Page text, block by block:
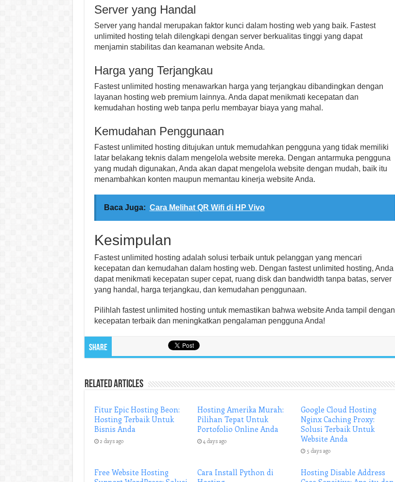
Server yang Handal
Server yang handal merupakan faktor kunci dalam hosting web yang baik. Fastest
unlimited hosting telah dilengkapi dengan server berkualitas tinggi yang dapat
menjamin stabilitas dan keamanan website Anda.
Harga yang Terjangkau
Fastest unlimited hosting menawarkan harga yang terjangkau dibandingkan dengan
layanan hosting web premium lainnya. Anda dapat menikmati kecepatan dan
kemudahan hosting web tanpa perlu membayar biaya yang mahal.
Kemudahan Penggunaan
Fastest unlimited hosting ditujukan untuk memudahkan pengguna yang tidak memiliki
latar belakang teknis dalam mengelola website mereka. Dengan antarmuka pengguna
yang mudah digunakan, Anda akan dapat mengelola website dengan mudah, baik itu
menambahkan konten maupun memantau kinerja website Anda.
Baca Juga: Cara Melihat QR Wifi di HP Vivo
Kesimpulan
Fastest unlimited hosting adalah solusi terbaik untuk pelanggan yang mencari
kecepatan dan kemudahan dalam hosting web. Dengan fastest unlimited hosting, Anda
dapat menikmati kecepatan super cepat, ruang disk dan bandwidth tanpa batas, server
yang handal, harga terjangkau, dan kemudahan penggunaan.
Pilihlah fastest unlimited hosting untuk memastikan bahwa website Anda tampil dengan
kecepatan terbaik dan meningkatkan pengalaman pengguna Anda!
Share
Related Articles
Fitur Epic Hosting Beon:
Hosting Terbaik Untuk
Bisnis Anda
2 days ago
Hosting Amerika Murah:
Pilihan Tepat Untuk
Portofolio Online Anda
4 days ago
Google Cloud Hosting
Nginx Caching Proxy:
Solusi Terbaik Untuk
Website Anda
5 days ago
Free Website Hosting
Cara Install Python di
Hosting Disable Address